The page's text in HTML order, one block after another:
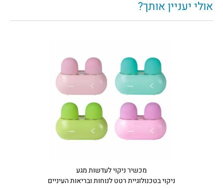
אולי יעניין אותך?
מכשיר ניקוי לעדשות מגע
ניקוי בטכנולוגיית רטט לנוחות ובריאות העיניים